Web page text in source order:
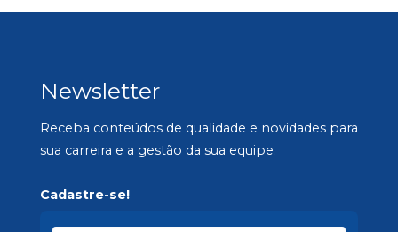
Newsletter
Receba conteúdos de qualidade e novidades para
sua carreira e a gestão da sua equipe.
Cadastre-se!